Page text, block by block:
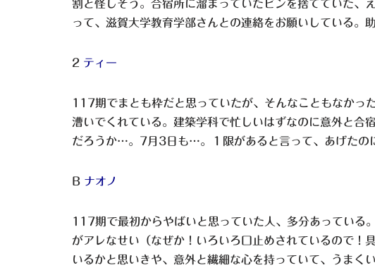
割と怪しそう。合宿所に溜まっていたビンを捨てていた、
って、滋賀大学教育学部さんとの連絡をお願いしている。
2 ティー
117期でまとも枠だと思っていたが、そんなこともなかっ
漕いでくれている。建築学科で忙しいはずなのに意外と合
だろうか…。7月3日も…。１限があると言って、あげたの
B ナオノ
117期で最初からやばいと思っていた人、多分あっている
がアレなせい（なぜか！いろいろ口止めされているので！
いるかと思いきや、意外と繊細な心を持っていて、うまく